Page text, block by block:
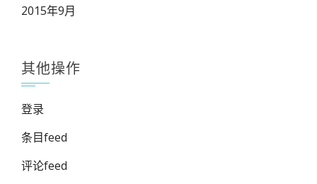
2015年9月
其他操作
登录
条目feed
评论feed